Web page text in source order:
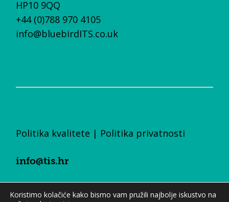
HP10 9QQ
+44 (0)788 970 4105
info@bluebirdITS.co.uk
Politika kvalitete | Politika privatnosti
info@tis.hr
+385 (0)1 23 55 700
Koristimo kolačiće kako bismo vam pružili najbolje iskustvo na